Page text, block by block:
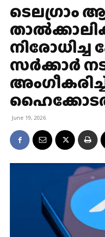
ടെലഗ്രാം
നിരോധിച്ച
സർക്കാർ
June 19, 2026